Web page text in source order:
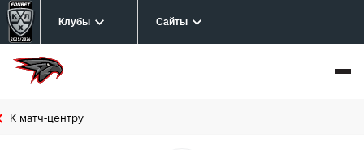
Клубы Сайты
К матч-центру